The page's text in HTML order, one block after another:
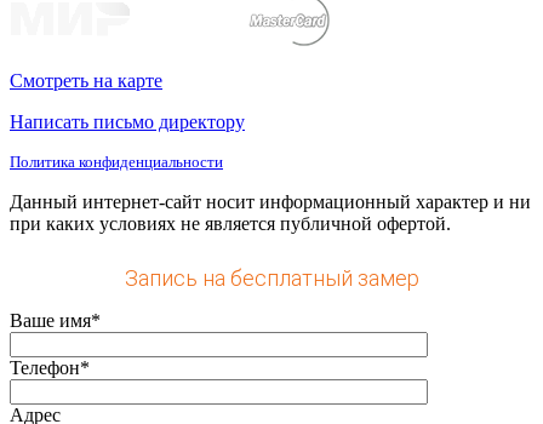
Смотреть на карте
Написать письмо директору
Политика конфиденциальности
Данный интернет-сайт носит информационный характер и ни
при каких условиях не является публичной офертой.
Запись на бесплатный замер
Ваше имя*
Телефон*
Адрес